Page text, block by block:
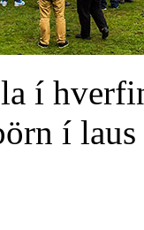
í
í